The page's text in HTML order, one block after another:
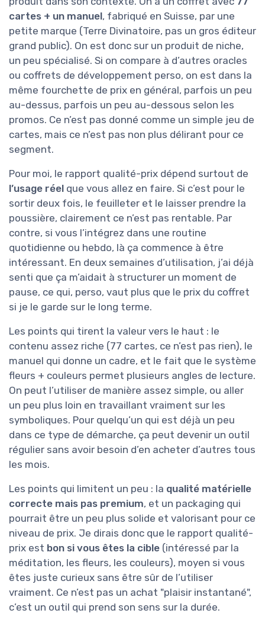
cartes + un manuel, fabriqué en Suisse, par une
petite marque (Terre Divinatoire, pas un gros éditeur
grand public). On est donc sur un produit de niche,
un peu spécialisé. Si on compare à d’autres oracles
ou coffrets de développement perso, on est dans la
même fourchette de prix en général, parfois un peu
au-dessus, parfois un peu au-dessous selon les
promos. Ce n’est pas donné comme un simple jeu de
cartes, mais ce n’est pas non plus délirant pour ce
segment.
Pour moi, le rapport qualité-prix dépend surtout de
l’usage réel que vous allez en faire. Si c’est pour le
sortir deux fois, le feuilleter et le laisser prendre la
poussière, clairement ce n’est pas rentable. Par
contre, si vous l’intégrez dans une routine
quotidienne ou hebdo, là ça commence à être
intéressant. En deux semaines d’utilisation, j’ai déjà
senti que ça m’aidait à structurer un moment de
pause, ce qui, perso, vaut plus que le prix du coffret
si je le garde sur le long terme.
Les points qui tirent la valeur vers le haut : le
contenu assez riche (77 cartes, ce n’est pas rien), le
manuel qui donne un cadre, et le fait que le système
fleurs + couleurs permet plusieurs angles de lecture.
On peut l’utiliser de manière assez simple, ou aller
un peu plus loin en travaillant vraiment sur les
symboliques. Pour quelqu’un qui est déjà un peu
dans ce type de démarche, ça peut devenir un outil
régulier sans avoir besoin d’en acheter d’autres tous
les mois.
Les points qui limitent un peu : la qualité matérielle
correcte mais pas premium, et un packaging qui
pourrait être un peu plus solide et valorisant pour ce
niveau de prix. Je dirais donc que le rapport qualité-
prix est bon si vous êtes la cible (intéressé par la
méditation, les fleurs, les couleurs), moyen si vous
êtes juste curieux sans être sûr de l’utiliser
vraiment. Ce n’est pas un achat "plaisir instantané",
c’est un outil qui prend son sens sur la durée.